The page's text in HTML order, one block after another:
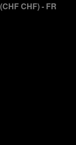
(CHF CHF)- FR